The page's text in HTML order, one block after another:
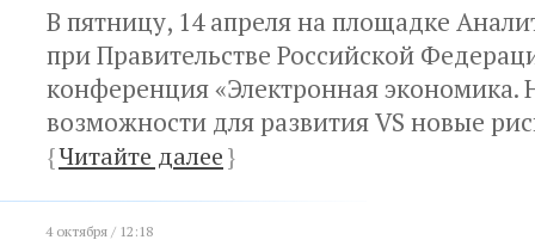
В пятницу, 14 апреля на площадке
при Правительстве Российской
конференция «Электронная экономика.
возможности для развития VS новые
{Читайте далее}
4 октября / 12:18